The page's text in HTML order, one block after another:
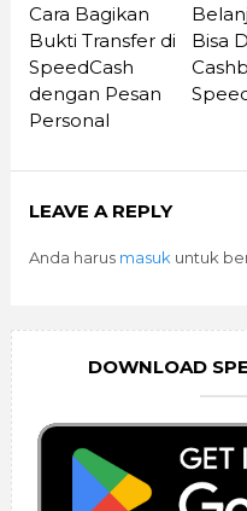
Cara Bagikan
Bukti Transfer di
SpeedCash
dengan Pesan
Personal
Bisa
LEAVE A REPLY
Anda harus masuk untuk
DOWNLOAD